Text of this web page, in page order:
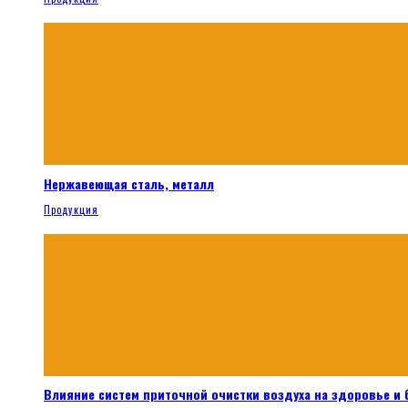
Нержавеющая сталь, металл
Продукция
Влияние систем приточной очистки воздуха на здоровье и